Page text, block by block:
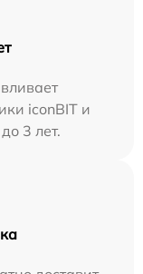
iconBIT и
3 лет.